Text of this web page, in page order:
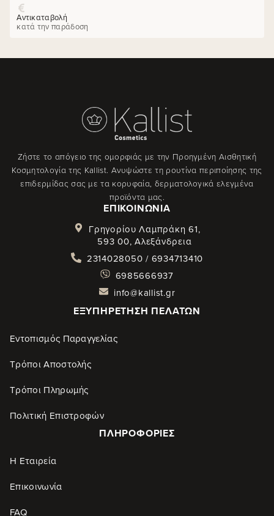
Αντικαταβολή
κατά την παράδοση
Ζήστε το απόγειο της ομορφιάς με την Προηγμένη Αισθητική
Κοσμητολογία της Kallist. Ανυψώστε τη ρουτίνα περιποίησης της
επιδερμίδας σας με τα κορυφαία, δερματολογικά ελεγμένα
προϊόντα μας.
ΕΠΙΚΟΙΝΩΝΊΑ
Γρηγορίου Λαμπράκη 61,
593 00, Αλεξάνδρεια
2314028050 / 6934713410
6985666937
info@kallist.gr
ΕΞΥΠΗΡΈΤΗΣΗ ΠΕΛΑΤΏΝ
Εντοπισμός Παραγγελίας
Τρόποι Αποστολής
Τρόποι Πληρωμής
Πολιτική Επιστροφών
ΠΛΗΡΟΦΟΡΊΕΣ
Η Εταιρεία
Επικοινωνία
FAQ